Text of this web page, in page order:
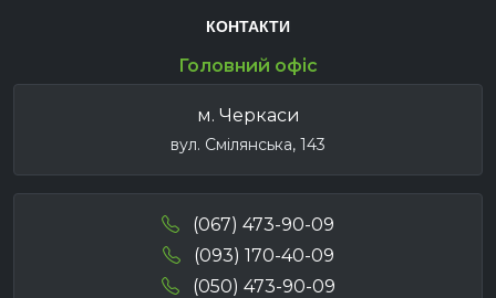
КОНТАКТИ
Головний офіс
м. Черкаси
вул. Смілянська, 143
(067) 473-90-09
(093) 170-40-09
(050) 473-90-09